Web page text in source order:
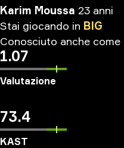
Karim Moussa 23 anni
Stai giocando in BIG
Conosciuto anche come
1.07
Valutazione
73.4
KAST